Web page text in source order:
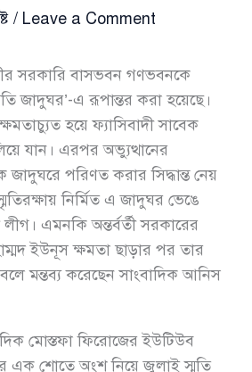
/ Leave a Comment
সরকারি বাসভবন গণভবনকে
জাদুঘর’-এ রূপান্তর করা হয়েছে।
হয়ে ফ্যাসিবাদী সাবেক
যান। এরপর অভ্যুত্থানের
জাদুঘরে পরিণত করার সিদ্ধান্ত নেয়
নির্মিত এ জাদুঘর ভেঙে
এমনকি অন্তর্বর্তী সরকারের
ইউনূস ক্ষমতা ছাড়ার পর তার
মন্তব্য করেছেন সাংবাদিক আনিস
মোস্তফা ফিরোজের ইউটিউব
এক শোতে অংশ নিয়ে জুলাই স্মৃতি